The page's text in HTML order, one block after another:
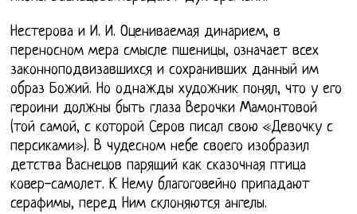
Нестерова и И. И. Оцениваемая динарием, в
переносном мера смысле пшеницы, означает всех
законноподвизавшихся и сохранивших данный им
образ Божий. Но однажды художник понял, что у его
героини должны быть глаза Верочки Мамонтовой
(той самой, с которой Серов писал свою «Девочку с
персиками»). В чудесном небе своего изобразил
детства Васнецов парящий как сказочная птица
ковер-самолет. К Нему благоговейно припадают
серафимы, перед Ним склоняются ангелы.